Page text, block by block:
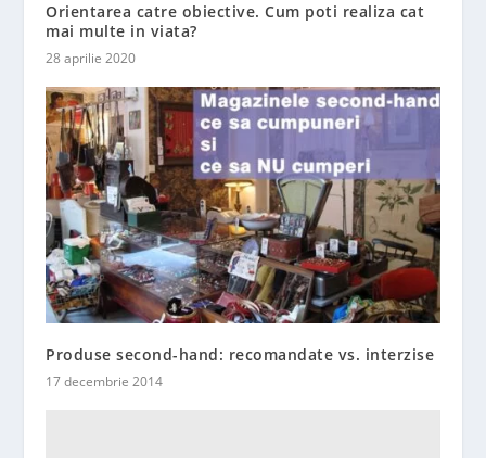
Orientarea catre obiective. Cum poti realiza cat
mai multe in viata?
28 aprilie 2020
Produse second-hand: recomandate vs. interzise
17 decembrie 2014